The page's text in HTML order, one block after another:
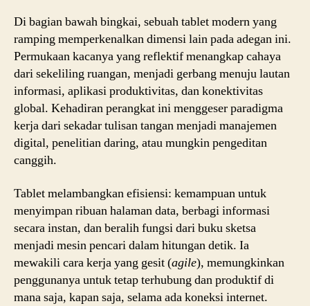
Di bagian bawah bingkai, sebuah tablet modern yang
ramping memperkenalkan dimensi lain pada adegan ini.
Permukaan kacanya yang reflektif menangkap cahaya
dari sekeliling ruangan, menjadi gerbang menuju lautan
informasi, aplikasi produktivitas, dan konektivitas
global. Kehadiran perangkat ini menggeser paradigma
kerja dari sekadar tulisan tangan menjadi manajemen
digital, penelitian daring, atau mungkin pengeditan
canggih.
Tablet melambangkan efisiensi: kemampuan untuk
menyimpan ribuan halaman data, berbagi informasi
secara instan, dan beralih fungsi dari buku sketsa
menjadi mesin pencari dalam hitungan detik. Ia
mewakili cara kerja yang gesit (agile), memungkinkan
penggunanya untuk tetap terhubung dan produktif di
mana saja, kapan saja, selama ada koneksi internet.